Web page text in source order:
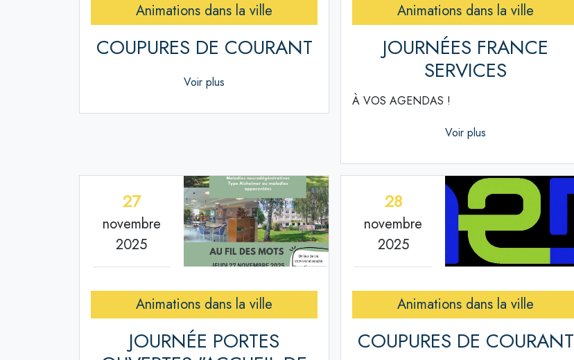
Animations dans la ville
COUPURES DE COURANT
Voir plus
Animations dans la ville
JOURNÉES FRANCE
SERVICES
À VOS AGENDAS !
Voir plus
27
novembre
2025
Animations dans la ville
JOURNÉE PORTES
28
novembre
2025
Animations dans la ville
COUPURES DE COURANT